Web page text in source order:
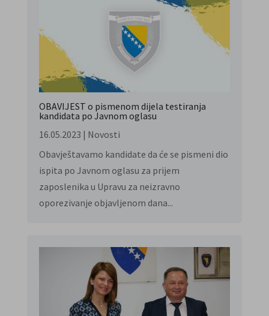
OBAVIJEST o pismenom dijela testiranja
kandidata po Javnom oglasu
16.05.2023 | Novosti
Obavještavamo kandidate da će se pismeni dio
ispita po Javnom oglasu za prijem
zaposlenika u Upravu za neizravno
oporezivanje objavljenom dana...